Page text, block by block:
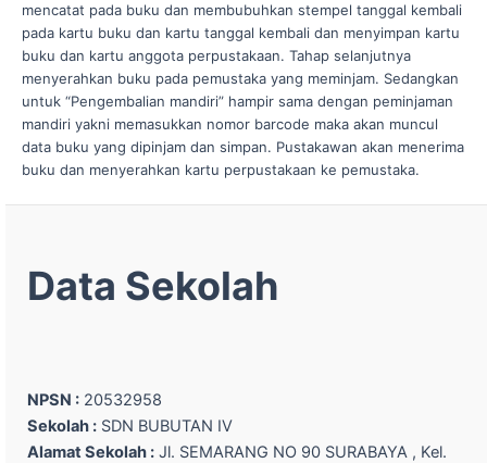
mencatat pada buku dan membubuhkan stempel tanggal kembali
pada kartu buku dan kartu tanggal kembali dan menyimpan kartu
buku dan kartu anggota perpustakaan. Tahap selanjutnya
menyerahkan buku pada pemustaka yang meminjam. Sedangkan
untuk “Pengembalian mandiri” hampir sama dengan peminjaman
mandiri yakni memasukkan nomor barcode maka akan muncul
data buku yang dipinjam dan simpan. Pustakawan akan menerima
buku dan menyerahkan kartu perpustakaan ke pemustaka.
Data Sekolah
NPSN : 20532958
Sekolah : SDN BUBUTAN IV
Alamat Sekolah : Jl. SEMARANG NO 90 SURABAYA , Kel.